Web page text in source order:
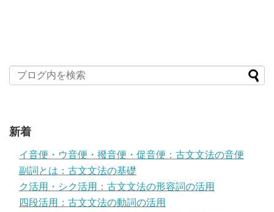
新着
イ音便・ウ音便・撥音便・促音便：古文文法の音便
副詞とは：古文文法の基礎
ク活用・シク活用：古文文法の形容詞の活用
四段活用：古文文法の動詞の活用